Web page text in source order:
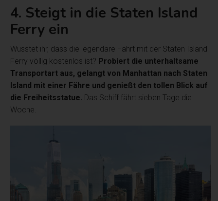
4. Steigt in die Staten Island
Ferry ein
Wusstet ihr, dass die legendäre Fahrt mit der Staten Island
Ferry völlig kostenlos ist? Probiert die unterhaltsame
Transportart aus, gelangt von Manhattan nach Staten
Island mit einer Fähre und genießt den tollen Blick auf
die Freiheitsstatue. Das Schiff fährt sieben Tage die
Woche.